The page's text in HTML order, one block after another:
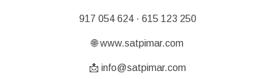
917 054 624 · 615 123 250
🌐 www.satpimar.com
📩 info@satpimar.com